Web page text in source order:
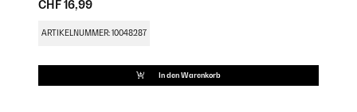
CHF 16,99
ARTIKELNUMMER: 10048287
In den Warenkorb